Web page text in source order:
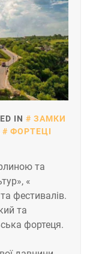
IN
ЗАМКИ
ФОРТЕЦІ
та
«
фестивалів.
та
фортеця.